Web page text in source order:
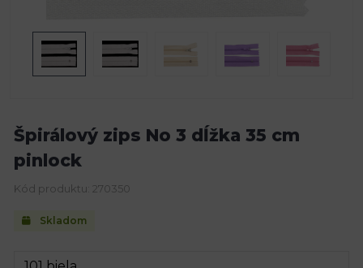
Špirálový zips No 3 dĺžka 35 cm
pinlock
Kód produktu: 270350
Skladom